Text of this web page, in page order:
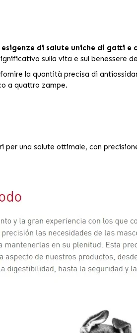
di salute uniche di gatti e
sulla vita e sul benessere
la quantità precisa di
a quattro zampe.
per una salute ottimale, con